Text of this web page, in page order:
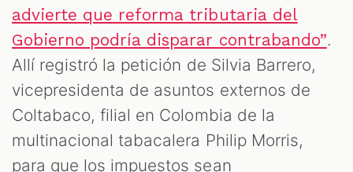
advierte que reforma tributaria del
Gobierno podría disparar contrabando”.
Allí registró la petición de Silvia Barrero,
vicepresidenta de asuntos externos de
Coltabaco, filial en Colombia de la
multinacional tabacalera Philip Morris,
para que los impuestos sean